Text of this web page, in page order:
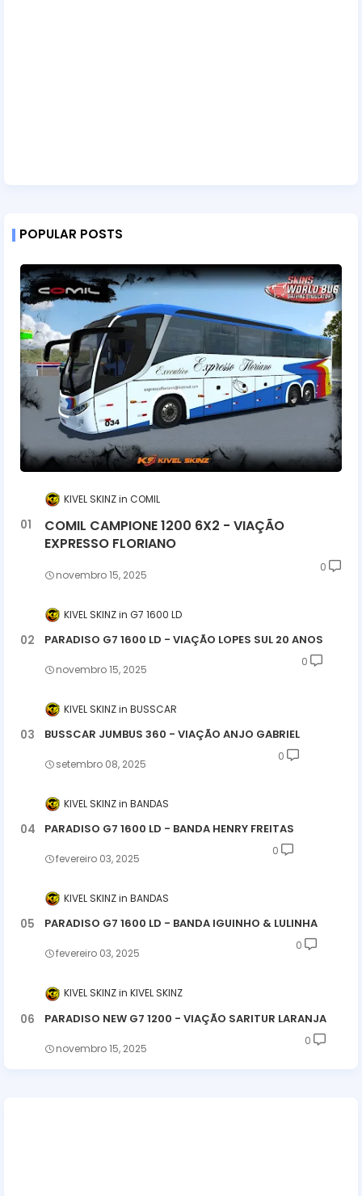
POPULAR POSTS
KIVEL SKINZ COMIL
COMIL CAMPIONE 1200 6X2 - VIAÇÃO
EXPRESSO FLORIANO
novembro 15, 2025
0
KIVEL SKINZ G7 1600 LD
PARADISO G7 1600 LD - VIAÇÃO LOPES SUL 20 ANOS
novembro 15, 2025
0
KIVEL SKINZ BUSSCAR
BUSSCAR JUMBUS 360 - VIAÇÃO ANJO GABRIEL
setembro 08, 2025
0
KIVEL SKINZ BANDAS
PARADISO G7 1600 LD - BANDA HENRY FREITAS
fevereiro 03, 2025
0
KIVEL SKINZ BANDAS
PARADISO G7 1600 LD - BANDA IGUINHO & LULINHA
fevereiro 03, 2025
0
KIVEL SKINZ KIVEL SKINZ
PARADISO NEW G7 1200 - VIAÇÃO SARITUR LARANJA
novembro 15, 2025
0